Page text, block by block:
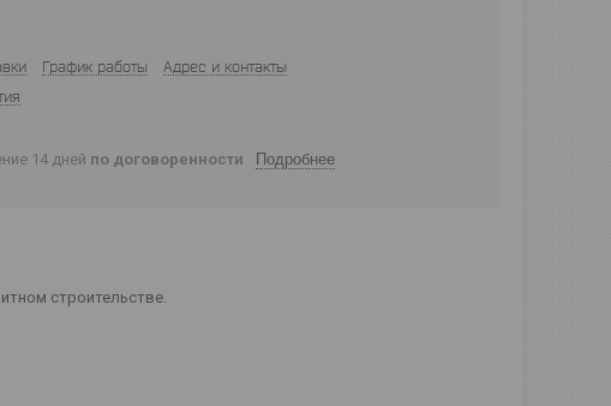
График работы
Адрес и контакты
14 дней по договоренности Подробнее
строительстве.